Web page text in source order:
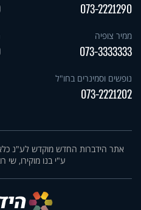
073-2221290
ממיר צופיה
073-3333333
נופשים וסמינרים בחו"ל
073-2221202
אתר הידברות החדש מוקדש לע"נ
ע"י בנו מוקירו, שי